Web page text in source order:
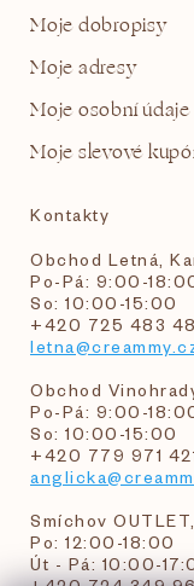
Moje dobropisy
Moje adresy
Moje osobní údaje
Moje slevové
Kontakty
Obchod Letná,
Po-Pá: 9:00-
So: 10:00-15:00
+420 725 483
Obchod
Po-Pá: 9:00-
So: 10:00-15:00
+420 779 971
Smíchov
Po: 12:00-18:00
Út - Pá: 10:00-